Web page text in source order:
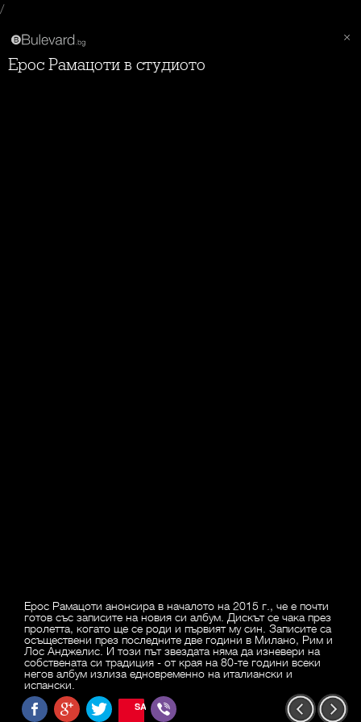
/
Ерос Рамацоти в студиото
Ерос Рамацоти анонсира в началото на 2015 г., че е почти
готов със записите на новия си албум. Дискът се чака през
пролетта, когато ще се роди и първият му син. Записите са
осъществени през последните две години в Милано, Рим и
Лос Анджелис. И този път звездата няма да изневери на
собствената си традиция - от края на 80-те години всеки
негов албум излиза едновременно на италиански и
испански.
SAVE